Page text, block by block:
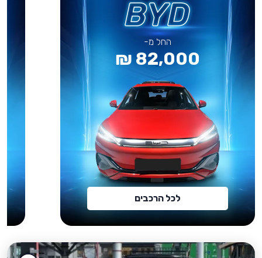
החל מ-
82,000 ₪
לכל הרכבים